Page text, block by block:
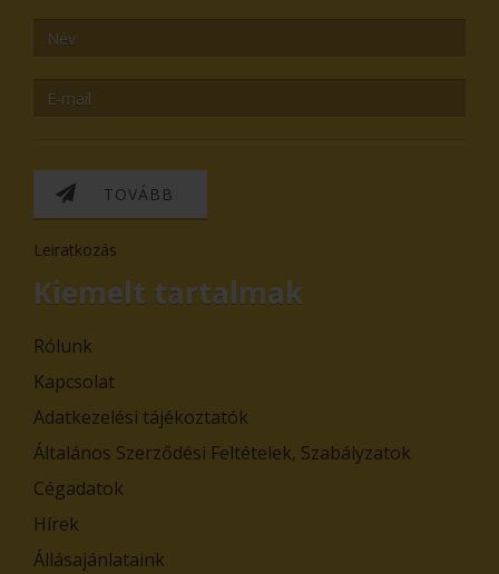
TOVÁBB
Leiratkozás
Kiemelt tartalmak
Rólunk
Kapcsolat
Adatkezelési tájékoztatók
Általános Szerződési Feltételek, Szabályzatok
Cégadatok
Hírek
Állásajánlataink